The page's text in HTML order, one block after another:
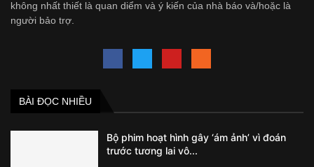
không nhất thiết là quan diểm và ý kiến của nhà báo và/hoặc là
người bảo trợ.
BÀI ĐỌC NHIỀU
Bộ phim hoạt hình gây ‘ám ảnh’ vì đoán
trước tương lai vô...